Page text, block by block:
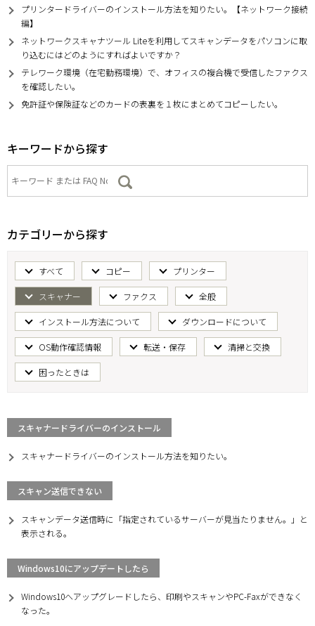
プリンタードライバーのインストール方法を知りたい。【ネットワーク接続
編】
ネットワークスキャナツール Liteを利用してスキャンデータをパソコンに取
り込むにはどのようにすればよいですか？
テレワーク環境（在宅勤務環境）で、オフィスの複合機で受信したファクス
を確認したい。
免許証や保険証などのカードの表裏を１枚にまとめてコピーしたい。
キーワードから探す
カテゴリーから探す
すべて コピー プリンター
スキャナー ファクス 全般
インストール方法について ダウンロードについて
OS動作確認情報 転送・保存 清掃と交換
困ったときは
スキャナードライバーのインストール
スキャナードライバーのインストール方法を知りたい。
スキャン送信できない
スキャンデータ送信時に「指定されているサーバーが見当たりません。」と
表示される。
Windows10にアップデートしたら
Windows10へアップグレードしたら、印刷やスキャンやPC-Faxができなく
なった。